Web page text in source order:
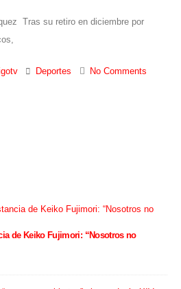
Tras su retiro en diciembre por
Deportes No Comments
de Keiko Fujimori: “Nosotros no